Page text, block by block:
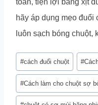
hãy áp dụng mẹo đuổi
luôn sạch bóng chuột,
Post
Tags:
#cách đuổi chuột #
#Cách làm cho chuột sợ